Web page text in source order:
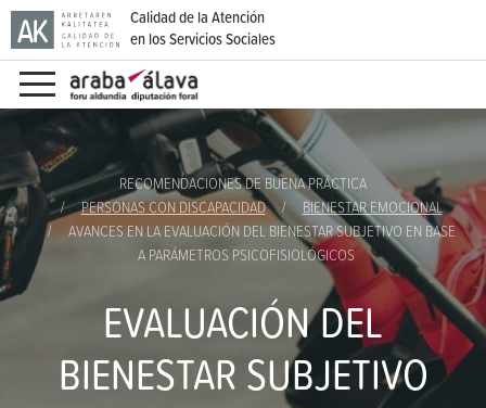
Ir directamente al contenido
Calidad de la Atención
en los Servicios Sociales
RECOMENDACIONES DE BUENA PRÁCTICA
PERSONAS CON DISCAPACIDAD
BIENESTAR EMOCIONAL
AVANCES EN LA EVALUACIÓN DEL BIENESTAR SUBJETIVO EN BASE
A PARÁMETROS PSICOFISIOLÓGICOS
EVALUACIÓN DEL
BIENESTAR SUBJETIVO